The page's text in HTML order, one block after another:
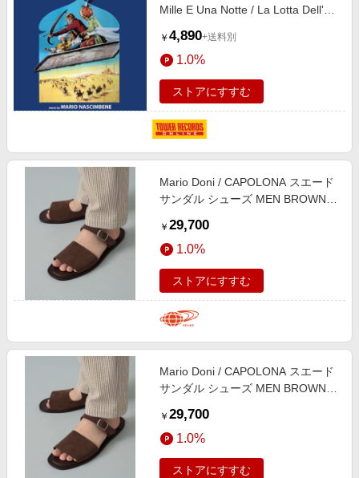
Mille E Una Notte / La Lotta Dell'
Sopravvivenza[DGST011]
￥ 4,890+送料別
1.0%
ストアにすすむ
Mario Doni / CAPOLONA スエード
サンダル シューズ MEN BROWN
￥ 29,700
1.0%
ストアにすすむ
Mario Doni / CAPOLONA スエード
サンダル シューズ MEN BROWN
￥ 29,700
1.0%
ストアにすすむ